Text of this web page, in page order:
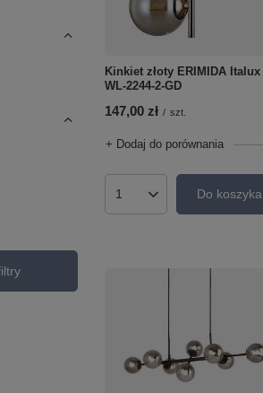
Kinkiet złoty ERIMIDA Italux
WL-2244-2-GD
147,00 zł / szt.
+ Dodaj do porównania
Ilość produktówDo koszyka